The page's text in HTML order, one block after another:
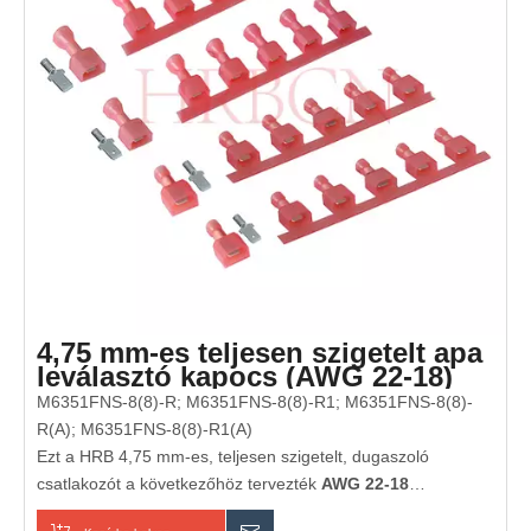
4,75 mm-es teljesen szigetelt apa
leválasztó kapocs (AWG 22-18)
M6351FNS-8(8)-R; M6351FNS-8(8)-R1; M6351FNS-8(8)-
R(A); M6351FNS-8(8)-R1(A)
Ezt a HRB 4,75 mm-es, teljesen szigetelt, dugaszoló
csatlakozót a következőhöz tervezték AWG 22-18
huzalmérő. Kiváló minőségű ónozott sárgarézből készült,